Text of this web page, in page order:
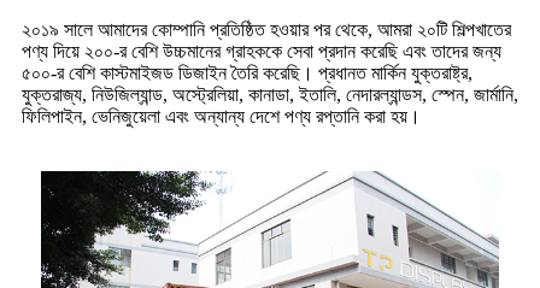
২০১৯ সালে আমাদের কোম্পানি প্রতিষ্ঠিত হওয়ার পর থেকে, আমরা ২০টি শিল্পখাতের
পণ্য দিয়ে ২০০-র বেশি উচ্চমানের গ্রাহককে সেবা প্রদান করেছি এবং তাদের জন্য
৫০০-র বেশি কাস্টমাইজড ডিজাইন তৈরি করেছি। প্রধানত মার্কিন যুক্তরাষ্ট্র,
যুক্তরাজ্য, নিউজিল্যান্ড, অস্ট্রেলিয়া, কানাডা, ইতালি, নেদারল্যান্ডস, স্পেন, জার্মানি,
ফিলিপাইন, ভেনিজুয়েলা এবং অন্যান্য দেশে পণ্য রপ্তানি করা হয়।